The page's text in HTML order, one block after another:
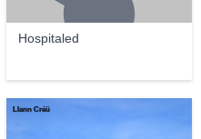
Hospitaled
Llann Créü